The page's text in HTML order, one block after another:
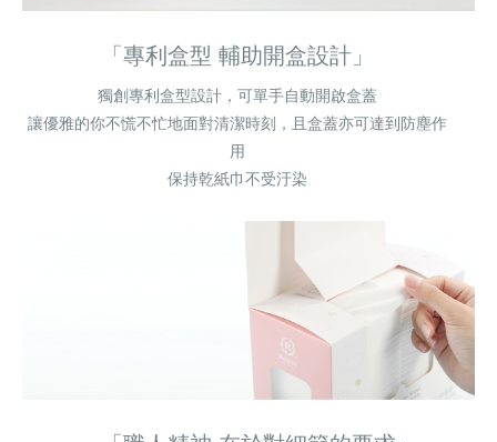
「專利盒型 輔助開盒設計」
獨創專利盒型設計，可單手自動開啟盒蓋
讓優雅的你不慌不忙地面對清潔時刻，且盒蓋亦可達到防塵作
用
保持乾紙巾不受汙染